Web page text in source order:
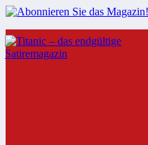
Zum
Inhalt
springen